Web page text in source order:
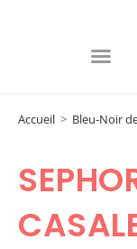
Accueil > Bleu-Noir